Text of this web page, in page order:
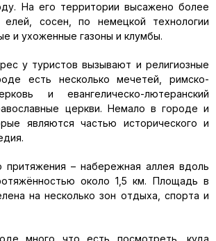
На его территории высажено более
сосен, по немецкой технологии
и ухоженные газоны и клумбы.
у туристов вызывают и религиозные
есть несколько мечетей, римско-
и евангелическо-лютеранский
церкви. Немало в городе и
являются частью исторического и
притяжения – набережная аллея вдоль
около 1,5 км. Площадь в
на несколько зон отдыха, спорта и
много что есть посмотреть, куда